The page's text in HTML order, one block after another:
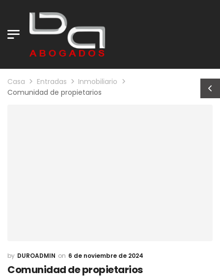
Casa Entradas
Inmobiliario
Comunidad de propietarios
DUROADMIN 6 de noviembre de 2024
Comunidad de propietarios